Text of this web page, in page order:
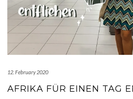
12. February 2020
AFRIKA FÜR EINEN TAG